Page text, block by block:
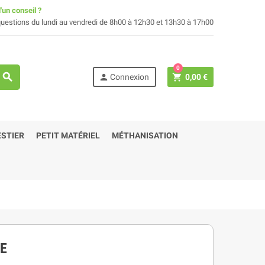
conseil ?
du lundi au vendredi de 8h00 à 12h30 et 13h30 à 17h00
search person Connexion shopping_cart 0,00 €
0
PETIT MATÉRIEL MÉTHANISATION